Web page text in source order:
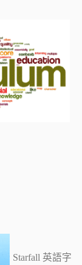
Starfall 英語字